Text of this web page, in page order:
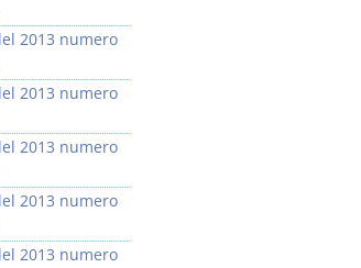
2013 numero
2013 numero
2013 numero
2013 numero
2013 numero
I Singoli Contratti
D. Minussi
Versione ebook
(iva incl.)